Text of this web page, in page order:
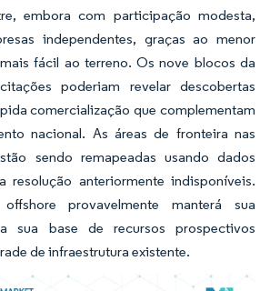
embora com participação modesta,
independentes, graças ao menor
fácil ao terreno. Os nove blocos da
poderiam revelar descobertas
comercialização que complementam
nacional. As áreas de fronteira nas
sendo remapeadas usando dados
resolução anteriormente indisponíveis.
provavelmente manterá sua
sua base de recursos prospectivos
de infraestrutura existente.